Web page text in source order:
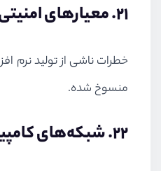
21. معیارهای امنیتی
خطرات ناشی از تولید نرم
منسوخ شده.
22. شبکه‌های کامپیوتری